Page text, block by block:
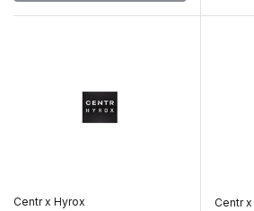
Centr x Hyrox Centr